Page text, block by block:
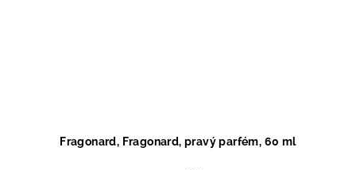
Fragonard, Fragonard, pravý parfém, 60 ml